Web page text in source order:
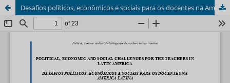
Desafios políticos, econômicos e sociais para os docentes na América Latina